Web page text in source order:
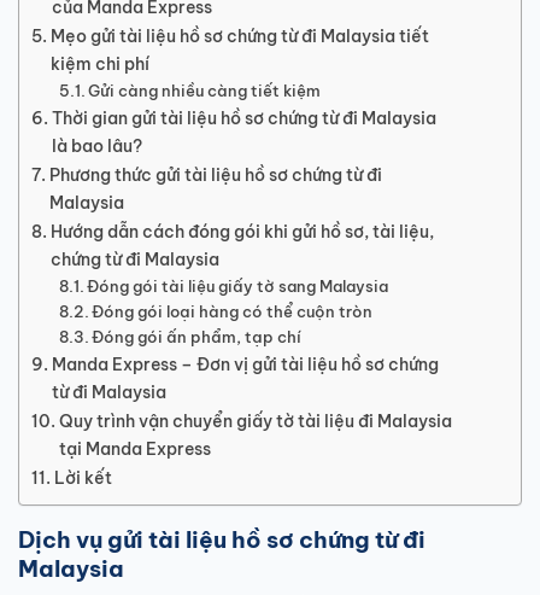
của Manda Express
Mẹo gửi tài liệu hồ sơ chứng từ đi Malaysia tiết
kiệm chi phí
Gửi càng nhiều càng tiết kiệm
Thời gian gửi tài liệu hồ sơ chứng từ đi Malaysia
là bao lâu?
Phương thức gửi tài liệu hồ sơ chứng từ đi
Malaysia
Hướng dẫn cách đóng gói khi gửi hồ sơ, tài liệu,
chứng từ đi Malaysia
Đóng gói tài liệu giấy tờ sang Malaysia
Đóng gói loại hàng có thể cuộn tròn
Đóng gói ấn phẩm, tạp chí
Manda Express – Đơn vị gửi tài liệu hồ sơ chứng
từ đi Malaysia
Quy trình vận chuyển giấy tờ tài liệu đi Malaysia
tại Manda Express
Lời kết
Dịch vụ gửi tài liệu hồ sơ chứng từ đi
Malaysia